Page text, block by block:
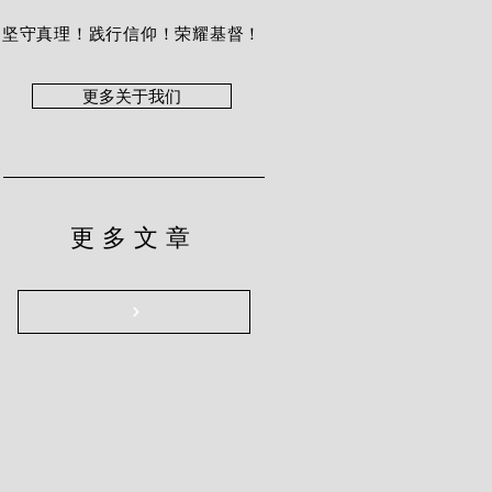
坚守真理！践行信仰！荣耀基督！
更多关于我们
更多文章